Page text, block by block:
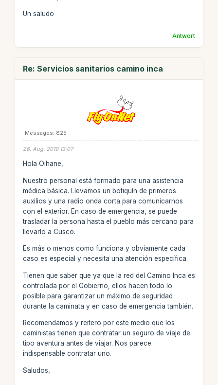
Un saludo
Antwort
Re: Servicios sanitarios camino inca
Messages: 825
26. Aug. 2019 13:07
Hola Oihane,
Nuestro personal está formado para una asistencia
médica básica. Llevamos un botiquín de primeros
auxilios y una radio onda corta para comunicarnos
con el exterior. En caso de emergencia, se puede
trasladar la persona hasta el pueblo más cercano para
llevarlo a Cusco.
Es más o menos como funciona y obviamente cada
caso es especial y necesita una atención específica.
Tienen que saber que ya que la red del Camino Inca es
controlada por el Gobierno, ellos hacen todo lo
posible para garantizar un máximo de seguridad
durante la caminata y en caso de emergencia también.
Recomendamos y reitero por este medio que los
caministas tienen que contratar un seguro de viaje de
tipo aventura antes de viajar. Nos parece
indispensable contratar uno.
Saludos,